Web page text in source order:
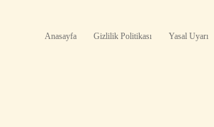
Anasayfa Gizlilik Politikası Yasal Uyarı